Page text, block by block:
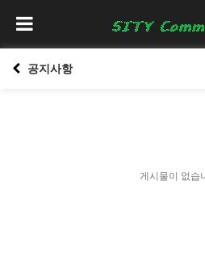
공지사항
게시물이 없습